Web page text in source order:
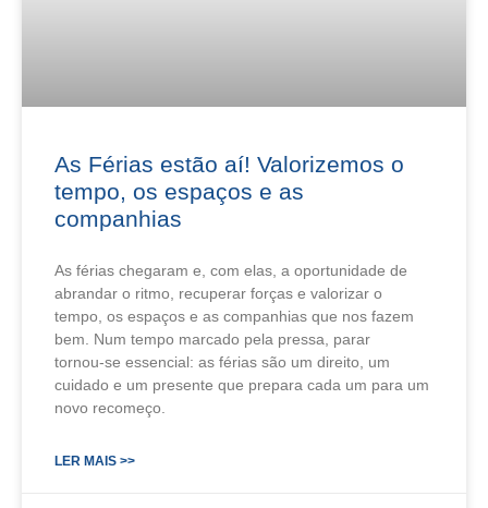
As Férias estão aí! Valorizemos o
tempo, os espaços e as
companhias
As férias chegaram e, com elas, a oportunidade de
abrandar o ritmo, recuperar forças e valorizar o
tempo, os espaços e as companhias que nos fazem
bem. Num tempo marcado pela pressa, parar
tornou‑se essencial: as férias são um direito, um
cuidado e um presente que prepara cada um para um
novo recomeço.
LER MAIS >>